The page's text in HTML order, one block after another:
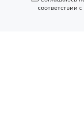
соответствии с